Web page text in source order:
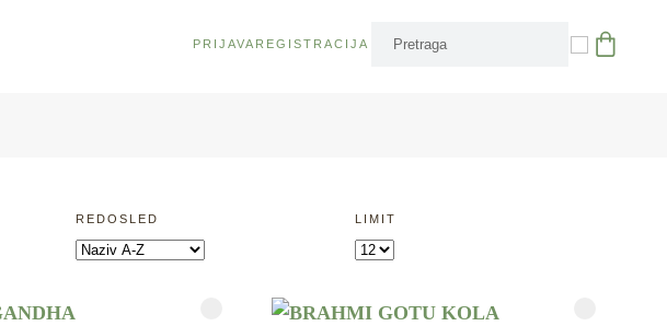
PRIJAVA REGISTRACIJA
REDOSLED LIMIT